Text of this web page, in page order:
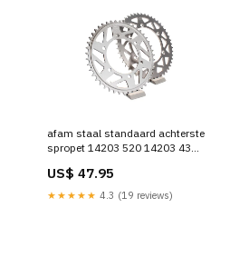
afam staal standaard achterste
spropet 14203 520 14203 43
esi5766756
US$ 47.95
★★★★★ 4.3 (19 reviews)